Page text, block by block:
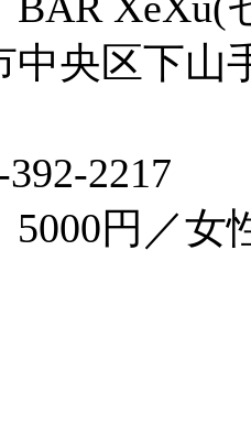
中央区下
2217
5000円／女